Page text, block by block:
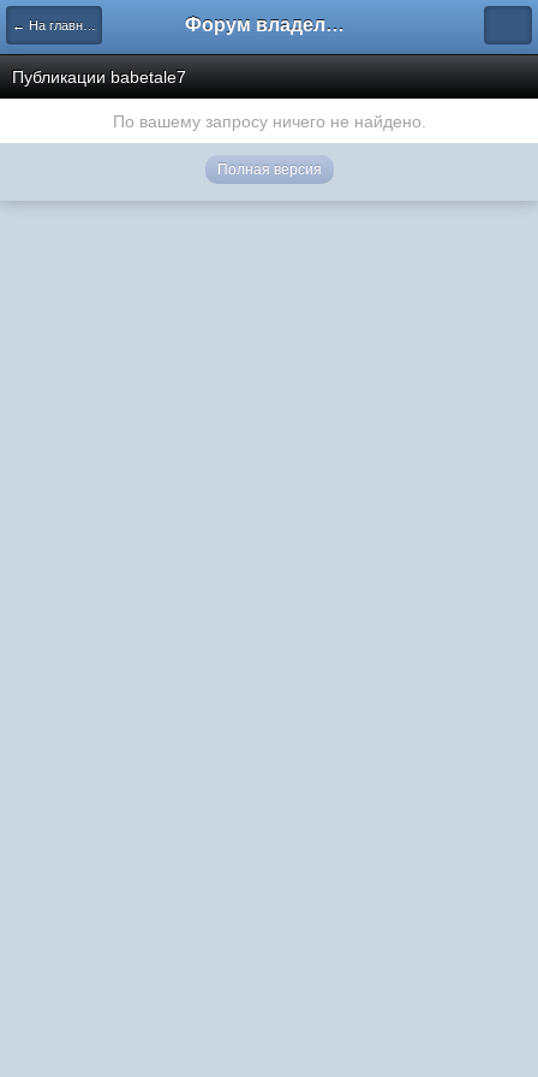
← На главную Форум владельцев интернет-магазинов
Публикации babetale7
По вашему запросу ничего не найдено.
Полная версия